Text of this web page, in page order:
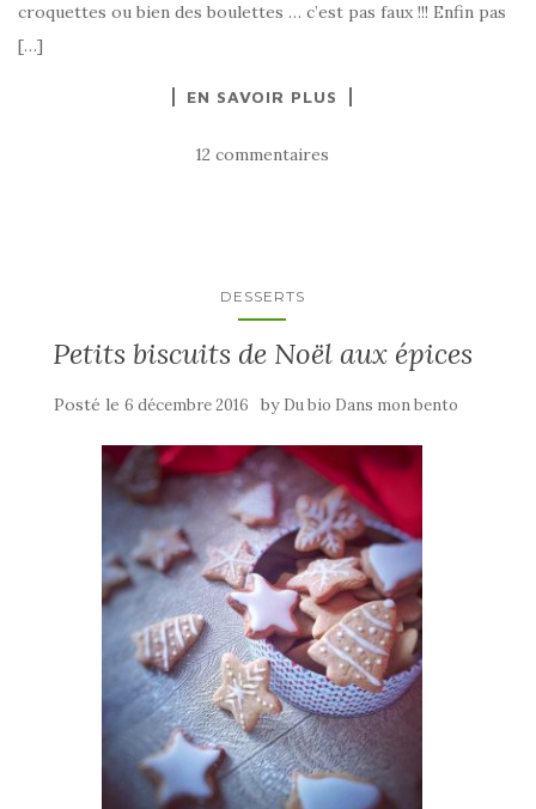
croquettes ou bien des boulettes … c’est pas faux !!! Enfin pas
[…]
EN SAVOIR PLUS
12 commentaires
DESSERTS
Petits biscuits de Noël aux épices
Posté le 6 décembre 2016 by Du bio Dans mon bento